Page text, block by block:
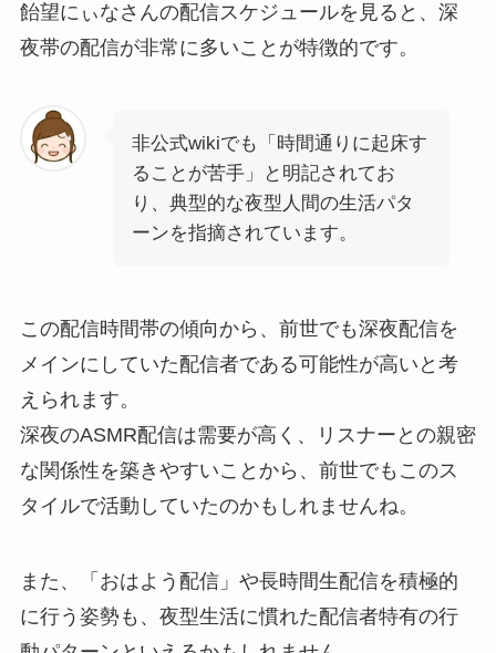
飴望にぃなさんの配信スケジュールを見ると、深
夜帯の配信が非常に多いことが特徴的です。
非公式wikiでも「時間通りに起床す
ることが苦手」と明記されてお
り、典型的な夜型人間の生活パタ
ーンを指摘されています。
この配信時間帯の傾向から、前世でも深夜配信を
メインにしていた配信者である可能性が高いと考
えられます。
深夜のASMR配信は需要が高く、リスナーとの親密
な関係性を築きやすいことから、前世でもこのス
タイルで活動していたのかもしれませんね。
また、「おはよう配信」や長時間生配信を積極的
に行う姿勢も、夜型生活に慣れた配信者特有の行